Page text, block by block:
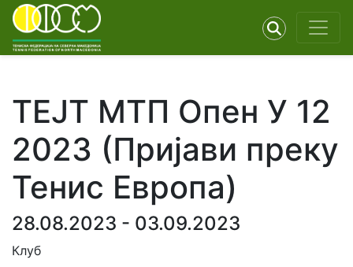
ТЕЈТ МТП Опен У 12
2023 (Пријави преку
Тенис Европа)
28.08.2023 - 03.09.2023
Клуб